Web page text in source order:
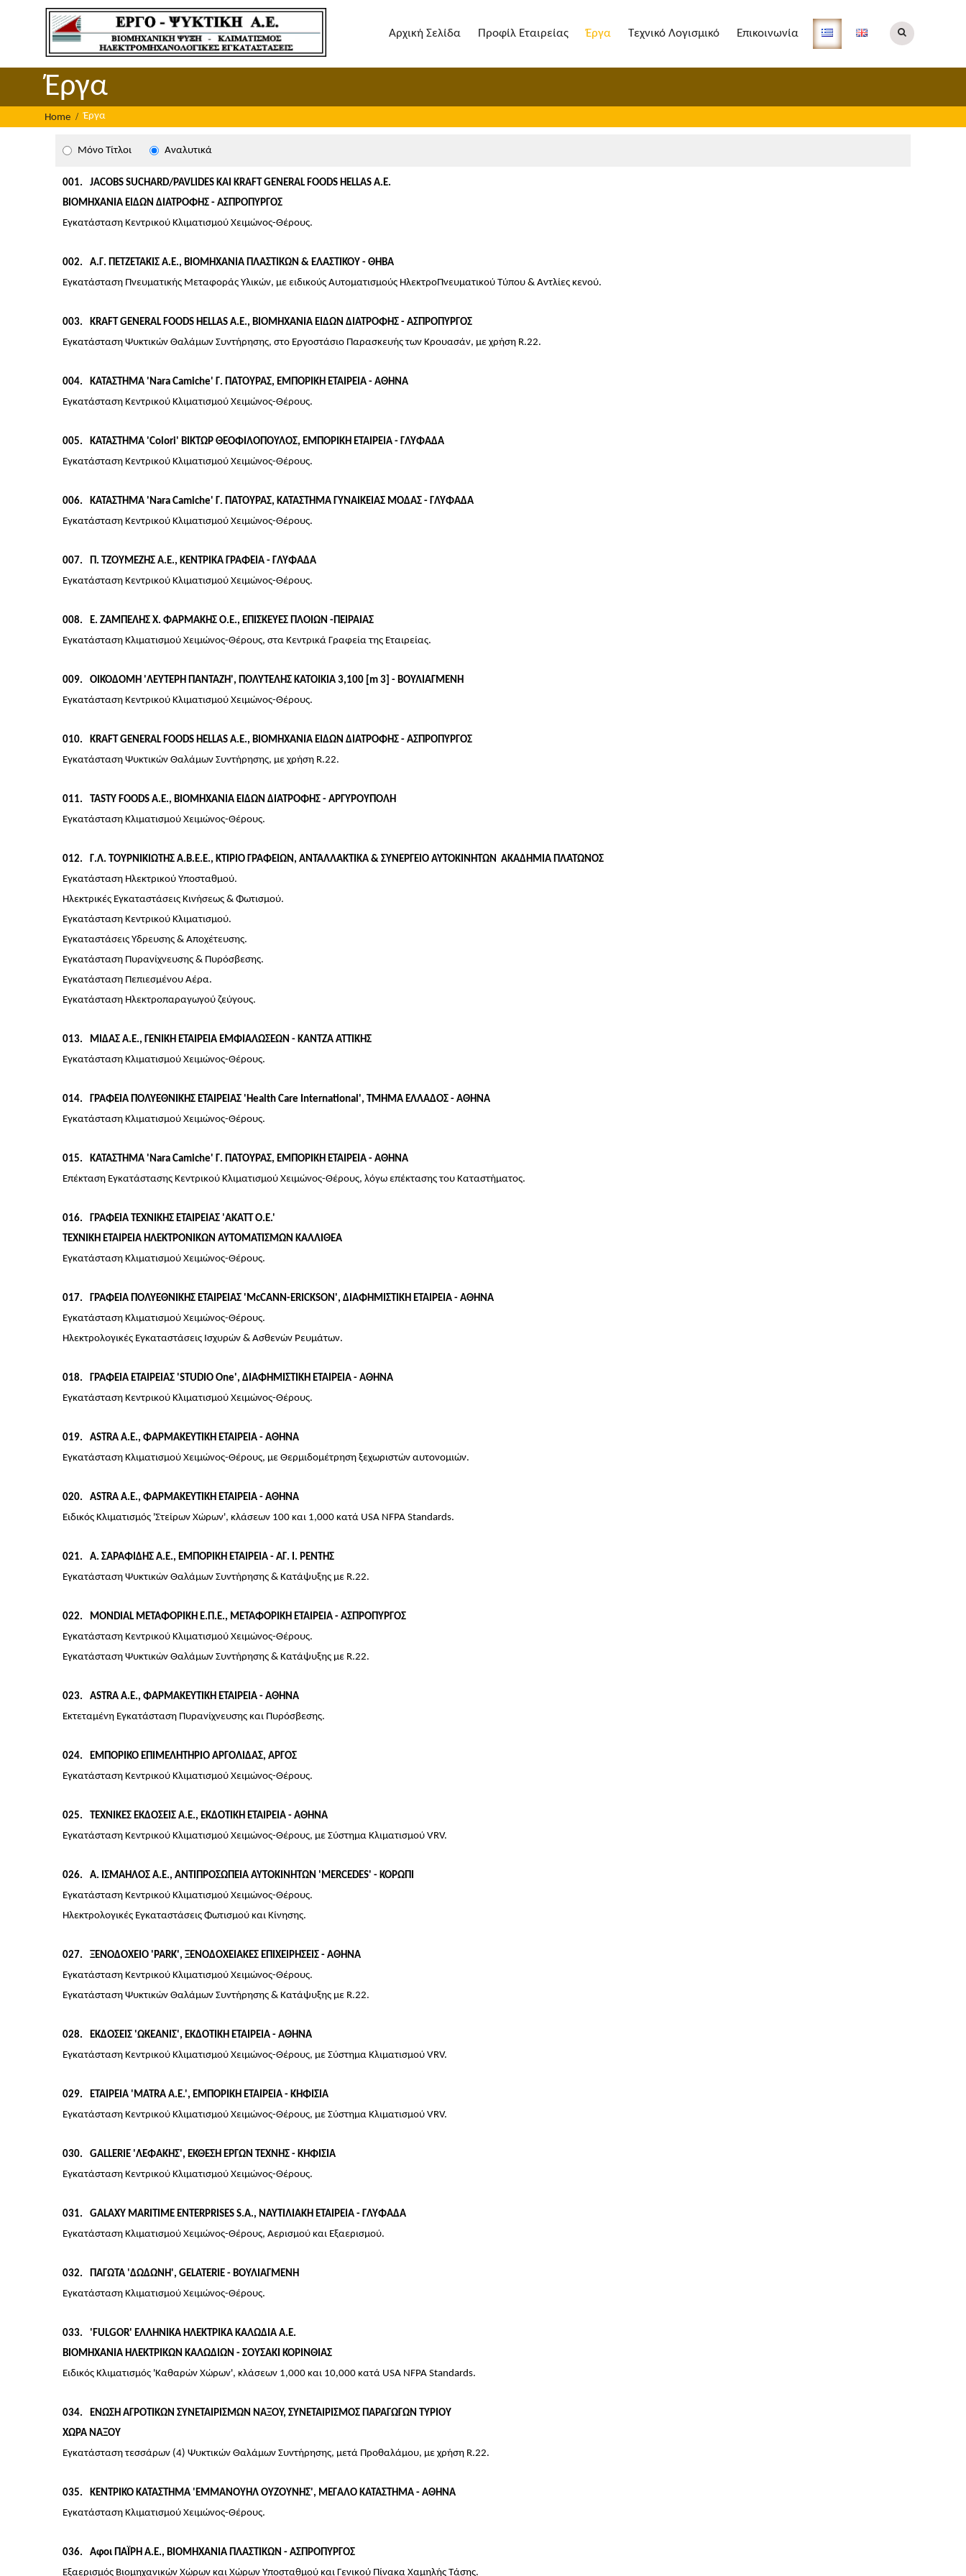
Αρχική Σελίδα Προφίλ Εταιρείας Έργα Τεχνικό Λογισμικό Επικοινωνία
Έργα
Home Έργα
Μόνο Τίτλοι Αναλυτικά
001
JACOBS SUCHARD/PAVLIDES ΚΑΙ KRAFT GENERAL FOODS HELLAS Α.Ε.
ΒΙΟΜΗΧΑΝΙΑ ΕΙΔΩΝ ΔΙΑΤΡΟΦΗΣ - ΑΣΠΡΟΠΥΡΓΟΣ
Εγκατάσταση Κεντρικού Κλιματισμού Χειμώνος-Θέρους.
002
Α.Γ. ΠΕΤΖΕΤΑΚΙΣ Α.Ε., ΒΙΟΜΗΧΑΝΙΑ ΠΛΑΣΤΙΚΩΝ & ΕΛΑΣΤΙΚΟΥ - ΘΗΒΑ
Εγκατάσταση Πνευματικής Μεταφοράς Υλικών, με ειδικούς Αυτοματισμούς ΗλεκτροΠνευματικού Τύπου & Αντλίες κενού.
003
KRAFT GENERAL FOODS HELLAS Α.Ε., ΒΙΟΜΗΧΑΝΙΑ ΕΙΔΩΝ ΔΙΑΤΡΟΦΗΣ - ΑΣΠΡΟΠΥΡΓΟΣ
Εγκατάσταση Ψυκτικών Θαλάμων Συντήρησης, στο Εργοστάσιο Παρασκευής των Κρουασάν, με χρήση R.22.
004
ΚΑΤΑΣΤΗΜΑ 'Nara Camiche' Γ. ΠΑΤΟΥΡΑΣ, ΕΜΠΟΡΙΚΗ ΕΤΑΙΡΕΙΑ - ΑΘΗΝΑ
Εγκατάσταση Κεντρικού Κλιματισμού Χειμώνος-Θέρους.
005
ΚΑΤΑΣΤΗΜΑ 'Colori' ΒΙΚΤΩΡ ΘΕΟΦΙΛΟΠΟΥΛΟΣ, ΕΜΠΟΡΙΚΗ ΕΤΑΙΡΕΙΑ - ΓΛΥΦΑΔΑ
Εγκατάσταση Κεντρικού Κλιματισμού Χειμώνος-Θέρους.
006
ΚΑΤΑΣΤΗΜΑ 'Nara Camiche' Γ. ΠΑΤΟΥΡΑΣ, ΚΑΤΑΣΤΗΜΑ ΓΥΝΑΙΚΕΙΑΣ ΜΟΔΑΣ - ΓΛΥΦΑΔΑ
Εγκατάσταση Κεντρικού Κλιματισμού Χειμώνος-Θέρους.
007
Π. ΤΖΟΥΜΕΖΗΣ Α.Ε., ΚΕΝΤΡΙΚΑ ΓΡΑΦΕΙΑ - ΓΛΥΦΑΔΑ
Εγκατάσταση Κεντρικού Κλιματισμού Χειμώνος-Θέρους.
008
Ε. ΖΑΜΠΕΛΗΣ Χ. ΦΑΡΜΑΚΗΣ Ο.Ε., ΕΠΙΣΚΕΥΕΣ ΠΛΟΙΩΝ -ΠΕΙΡΑΙΑΣ
Εγκατάσταση Κλιματισμού Χειμώνος-Θέρους, στα Κεντρικά Γραφεία της Εταιρείας.
009
ΟΙΚΟΔΟΜΗ 'ΛΕΥΤΕΡΗ ΠΑΝΤΑΖΗ', ΠΟΛΥΤΕΛΗΣ ΚΑΤΟΙΚΙΑ 3,100 [m 3] - ΒΟΥΛΙΑΓΜΕΝΗ
Εγκατάσταση Κεντρικού Κλιματισμού Χειμώνος-Θέρους.
010
KRAFT GENERAL FOODS HELLAS Α.Ε., ΒΙΟΜΗΧΑΝΙΑ ΕΙΔΩΝ ΔΙΑΤΡΟΦΗΣ - ΑΣΠΡΟΠΥΡΓΟΣ
Εγκατάσταση Ψυκτικών Θαλάμων Συντήρησης, με χρήση R.22.
011
TASTY FOODS Α.Ε., ΒΙΟΜΗΧΑΝΙΑ ΕΙΔΩΝ ΔΙΑΤΡΟΦΗΣ - ΑΡΓΥΡΟΥΠΟΛΗ
Εγκατάσταση Κλιματισμού Χειμώνος-Θέρους.
012
Γ.Λ. ΤΟΥΡΝΙΚΙΩΤΗΣ Α.Β.Ε.Ε., ΚΤΙΡΙΟ ΓΡΑΦΕΙΩΝ, ΑΝΤΑΛΛΑΚΤΙΚΑ & ΣΥΝΕΡΓΕΙΟ ΑΥΤΟΚΙΝΗΤΩΝ ΑΚΑΔΗΜΙΑ ΠΛΑΤΩΝΟΣ
Εγκατάσταση Ηλεκτρικού Υποσταθμού.
Ηλεκτρικές Εγκαταστάσεις Κινήσεως & Φωτισμού.
Εγκατάσταση Κεντρικού Κλιματισμού.
Εγκαταστάσεις Υδρευσης & Αποχέτευσης.
Εγκατάσταση Πυρανίχνευσης & Πυρόσβεσης.
Εγκατάσταση Πεπιεσμένου Αέρα.
Εγκατάσταση Ηλεκτροπαραγωγού ζεύγους.
013
ΜΙΔΑΣ Α.Ε., ΓΕΝΙΚΗ ΕΤΑΙΡΕΙΑ ΕΜΦΙΑΛΩΣΕΩΝ - ΚΑΝΤΖΑ ΑΤΤΙΚΗΣ
Εγκατάσταση Κλιματισμού Χειμώνος-Θέρους.
014
ΓΡΑΦΕΙΑ ΠΟΛΥΕΘΝΙΚΗΣ ΕΤΑΙΡΕΙΑΣ 'Health Care International', ΤΜΗΜΑ ΕΛΛΑΔΟΣ - ΑΘΗΝΑ
Εγκατάσταση Κλιματισμού Χειμώνος-Θέρους.
015
ΚΑΤΑΣΤΗΜΑ 'Nara Camiche' Γ. ΠΑΤΟΥΡΑΣ, ΕΜΠΟΡΙΚΗ ΕΤΑΙΡΕΙΑ - ΑΘΗΝΑ
Επέκταση Εγκατάστασης Κεντρικού Κλιματισμού Χειμώνος-Θέρους, λόγω επέκτασης του Καταστήματος.
016
ΓΡΑΦΕΙΑ ΤΕΧΝΙΚΗΣ ΕΤΑΙΡΕΙΑΣ 'ΑΚΑΤΤ Ο.Ε.'
ΤΕΧΝΙΚΗ ΕΤΑΙΡΕΙΑ ΗΛΕΚΤΡΟΝΙΚΩΝ ΑΥΤΟΜΑΤΙΣΜΩΝ ΚΑΛΛΙΘΕΑ
Εγκατάσταση Κλιματισμού Χειμώνος-Θέρους.
017
ΓΡΑΦΕΙΑ ΠΟΛΥΕΘΝΙΚΗΣ ΕΤΑΙΡΕΙΑΣ 'McCANN-ERICKSON', ΔΙΑΦΗΜΙΣΤΙΚΗ ΕΤΑΙΡΕΙΑ - ΑΘΗΝΑ
Εγκατάσταση Κλιματισμού Χειμώνος-Θέρους.
Ηλεκτρολογικές Εγκαταστάσεις Ισχυρών & Ασθενών Ρευμάτων.
018
ΓΡΑΦΕΙΑ ΕΤΑΙΡΕΙΑΣ 'STUDIO One', ΔΙΑΦΗΜΙΣΤΙΚΗ ΕΤΑΙΡΕΙΑ - ΑΘΗΝΑ
Εγκατάσταση Κεντρικού Κλιματισμού Χειμώνος-Θέρους.
019
ASTRA Α.Ε., ΦΑΡΜΑΚΕΥΤΙΚΗ ΕΤΑΙΡΕΙΑ - ΑΘΗΝΑ
Εγκατάσταση Κλιματισμού Χειμώνος-Θέρους, με Θερμιδομέτρηση ξεχωριστών αυτονομιών.
020
ASTRA Α.Ε., ΦΑΡΜΑΚΕΥΤΙΚΗ ΕΤΑΙΡΕΙΑ - ΑΘΗΝΑ
Ειδικός Κλιματισμός 'Στείρων Χώρων', κλάσεων 100 και 1,000 κατά USA NFPA Standards.
021
Α. ΣΑΡΑΦΙΔΗΣ Α.Ε., ΕΜΠΟΡΙΚΗ ΕΤΑΙΡΕΙΑ - ΑΓ. Ι. ΡΕΝΤΗΣ
Εγκατάσταση Ψυκτικών Θαλάμων Συντήρησης & Κατάψυξης με R.22.
022
MONDIAL ΜΕΤΑΦΟΡΙΚΗ Ε.Π.Ε., ΜΕΤΑΦΟΡΙΚΗ ΕΤΑΙΡΕΙΑ - ΑΣΠΡΟΠΥΡΓΟΣ
Εγκατάσταση Κεντρικού Κλιματισμού Χειμώνος-Θέρους.
Εγκατάσταση Ψυκτικών Θαλάμων Συντήρησης & Κατάψυξης με R.22.
023
ASTRA Α.Ε., ΦΑΡΜΑΚΕΥΤΙΚΗ ΕΤΑΙΡΕΙΑ - ΑΘΗΝΑ
Εκτεταμένη Εγκατάσταση Πυρανίχνευσης και Πυρόσβεσης.
024
ΕΜΠΟΡΙΚΟ ΕΠΙΜΕΛΗΤΗΡΙΟ ΑΡΓΟΛΙΔΑΣ, ΑΡΓΟΣ
Εγκατάσταση Κεντρικού Κλιματισμού Χειμώνος-Θέρους.
025
ΤΕΧΝΙΚΕΣ ΕΚΔΟΣΕΙΣ Α.Ε., ΕΚΔΟΤΙΚΗ ΕΤΑΙΡΕΙΑ - ΑΘΗΝΑ
Εγκατάσταση Κεντρικού Κλιματισμού Χειμώνος-Θέρους, με Σύστημα Κλιματισμού VRV.
026
Α. ΙΣΜΑΗΛΟΣ Α.Ε., ΑΝΤΙΠΡΟΣΩΠΕΙΑ ΑΥΤΟΚΙΝΗΤΩΝ 'MERCEDES' - ΚΟΡΩΠΙ
Εγκατάσταση Κεντρικού Κλιματισμού Χειμώνος-Θέρους.
Ηλεκτρολογικές Εγκαταστάσεις Φωτισμού και Κίνησης.
027
ΞΕΝΟΔΟΧΕΙΟ 'PARK', ΞΕΝΟΔΟΧΕΙΑΚΕΣ ΕΠΙΧΕΙΡΗΣΕΙΣ - ΑΘΗΝΑ
Εγκατάσταση Κεντρικού Κλιματισμού Χειμώνος-Θέρους.
Εγκατάσταση Ψυκτικών Θαλάμων Συντήρησης & Κατάψυξης με R.22.
028
ΕΚΔΟΣΕΙΣ 'ΩΚΕΑΝΙΣ', ΕΚΔΟΤΙΚΗ ΕΤΑΙΡΕΙΑ - ΑΘΗΝΑ
Εγκατάσταση Κεντρικού Κλιματισμού Χειμώνος-Θέρους, με Σύστημα Κλιματισμού VRV.
029
ΕΤΑΙΡΕΙΑ 'MATRA Α.Ε.', ΕΜΠΟΡΙΚΗ ΕΤΑΙΡΕΙΑ - ΚΗΦΙΣΙΑ
Εγκατάσταση Κεντρικού Κλιματισμού Χειμώνος-Θέρους, με Σύστημα Κλιματισμού VRV.
030
GALLERIE 'ΛΕΦΑΚΗΣ', ΕΚΘΕΣΗ ΕΡΓΩΝ ΤΕΧΝΗΣ - ΚΗΦΙΣΙΑ
Εγκατάσταση Κεντρικού Κλιματισμού Χειμώνος-Θέρους.
031
GALAXY MARITIME ENTERPRISES S.A., ΝΑΥΤΙΛΙΑΚΗ ΕΤΑΙΡΕΙΑ - ΓΛΥΦΑΔΑ
Εγκατάσταση Κλιματισμού Χειμώνος-Θέρους, Αερισμού και Εξαερισμού.
032
ΠΑΓΩΤΑ 'ΔΩΔΩΝΗ', GELATERIE - ΒΟΥΛΙΑΓΜΕΝΗ
Εγκατάσταση Κλιματισμού Χειμώνος-Θέρους.
033
'FULGOR' ΕΛΛΗΝΙΚΑ ΗΛΕΚΤΡΙΚΑ ΚΑΛΩΔΙΑ Α.Ε.
ΒΙΟΜΗΧΑΝΙΑ ΗΛΕΚΤΡΙΚΩΝ ΚΑΛΩΔΙΩΝ - ΣΟΥΣΑΚΙ ΚΟΡΙΝΘΙΑΣ
Ειδικός Κλιματισμός 'Καθαρών Χώρων', κλάσεων 1,000 και 10,000 κατά USA NFPA Standards.
034
ΕΝΩΣΗ ΑΓΡΟΤΙΚΩΝ ΣΥΝΕΤΑΙΡΙΣΜΩΝ ΝΑΞΟΥ, ΣΥΝΕΤΑΙΡΙΣΜΟΣ ΠΑΡΑΓΩΓΩΝ ΤΥΡΙΟΥ
ΧΩΡΑ ΝΑΞΟΥ
Εγκατάσταση τεσσάρων (4) Ψυκτικών Θαλάμων Συντήρησης, μετά Προθαλάμου, με χρήση R.22.
035
ΚΕΝΤΡΙΚΟ ΚΑΤΑΣΤΗΜΑ 'ΕΜΜΑΝΟΥΗΛ ΟΥΖΟΥΝΗΣ', ΜΕΓΑΛΟ ΚΑΤΑΣΤΗΜΑ - ΑΘΗΝΑ
Εγκατάσταση Κλιματισμού Χειμώνος-Θέρους.
036
Αφοι ΠΑΪΡΗ Α.Ε., ΒΙΟΜΗΧΑΝΙΑ ΠΛΑΣΤΙΚΩΝ - ΑΣΠΡΟΠΥΡΓΟΣ
Εξαερισμός Βιομηχανικών Χώρων και Χώρων Υποσταθμού και Γενικού Πίνακα Χαμηλής Τάσης.